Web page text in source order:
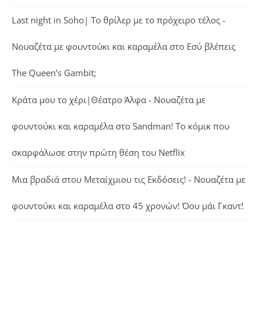
Last night in Soho| Το θρίλερ με το πρόχειρο τέλος -
Νουαζέτα με φουντούκι και καραμέλα στο Εσύ βλέπεις
The Queen’s Gambit;
Κράτα μου το χέρι|Θέατρο Άλφα - Νουαζέτα με
φουντούκι και καραμέλα στο Sandman! Το κόμικ που
σκαρφάλωσε στην πρώτη θέση του Netflix
Μια βραδιά στου Μεταίχμιου τις Εκδόσεις! - Νουαζέτα με
φουντούκι και καραμέλα στο 45 χρονών! Όου μάι Γκαντ!